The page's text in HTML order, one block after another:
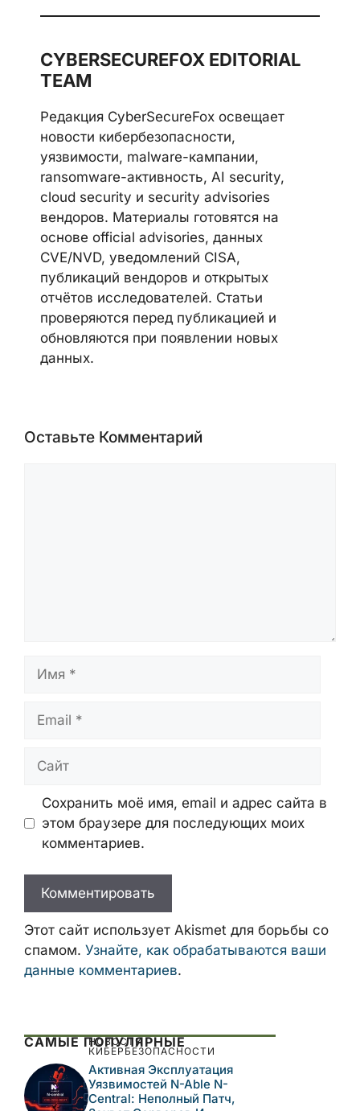
CYBERSECUREFOX EDITORIAL
TEAM
Редакция CyberSecureFox освещает
новости кибербезопасности,
уязвимости, malware-кампании,
ransomware-активность, AI security,
cloud security и security advisories
вендоров. Материалы готовятся на
основе official advisories, данных
проверяются перед публикацией и
Email
Сайт
Сохранить моё имя, email и адрес сайта
в этом браузере для последующих моих
комментариев.
Этот сайт использует Akismet для борьбы
со спамом.Узнайте, как обрабатываются
ваши данные комментариев.